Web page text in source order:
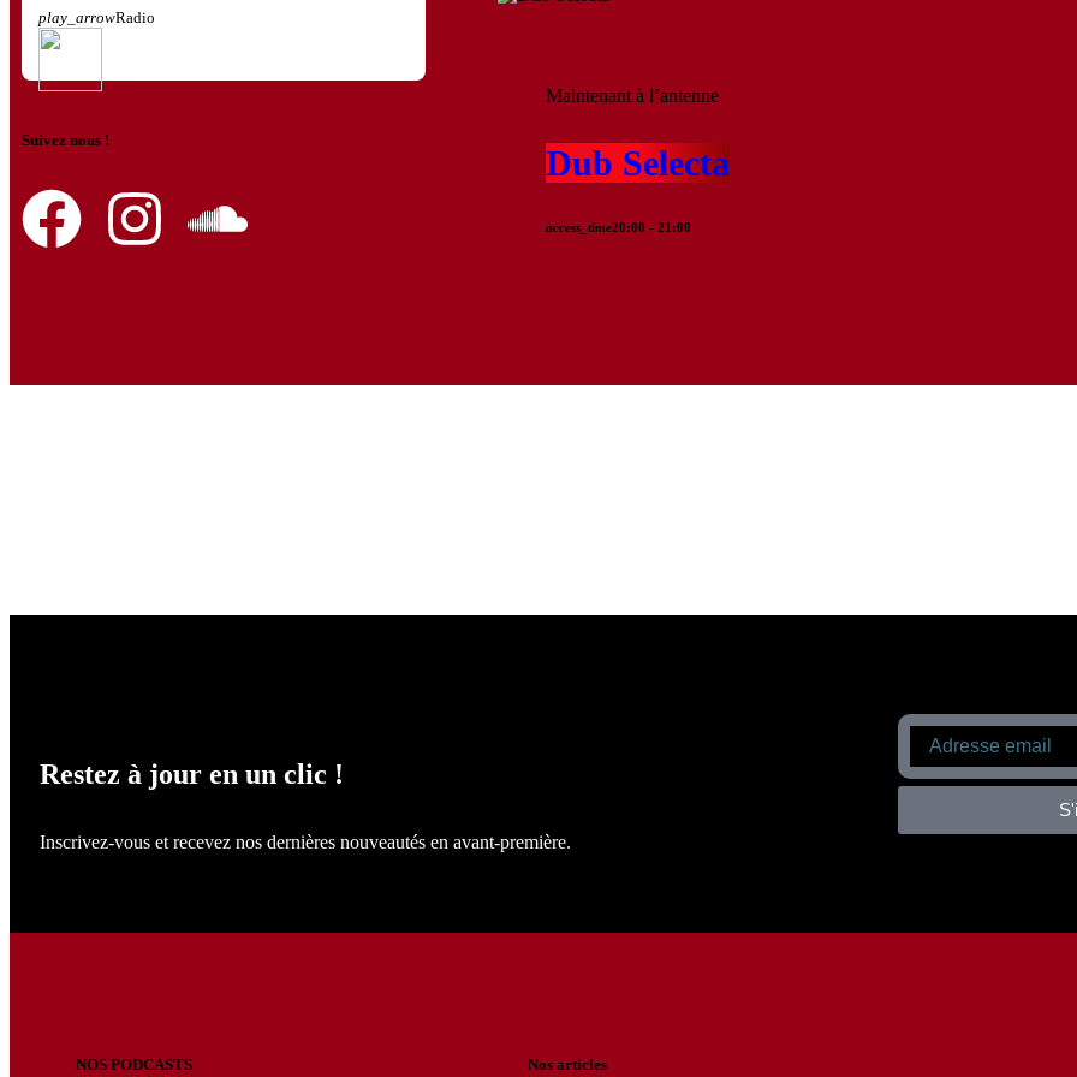
play_arrowRadio
Suivez nous !
Maintenant à l’antenne
Dub Selecta
access_time20:00 - 21:00
Restez à jour en un clic !
Inscrivez-vous et recevez nos dernières nouveautés en avant-première.
NOS PODCASTS Nos articles